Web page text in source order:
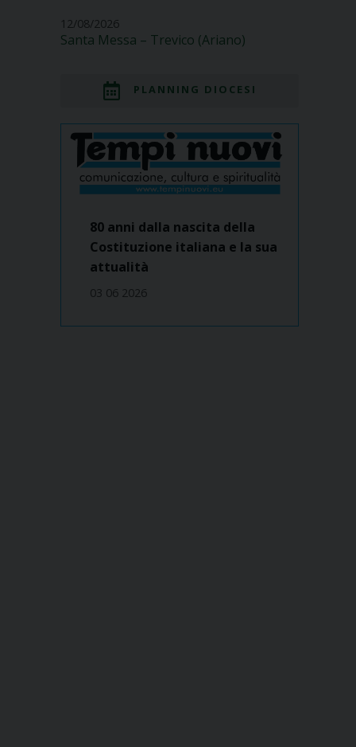
12/08/2026
Santa Messa – Trevico (Ariano)
PLANNING DIOCESI
80 anni dalla nascita della
Costituzione italiana e la sua
attualità
03 06 2026